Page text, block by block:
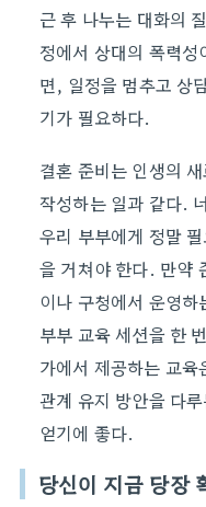
근 후 나누는 대화의
정에서 상대의 폭력
면, 일정을 멈추고 상
기가 필요하다.
결혼 준비는 인생의
작성하는 일과 같다.
우리 부부에게 정말
을 거쳐야 한다. 만약
이나 구청에서 운영
부부 교육 세션을 한
가에서 제공하는 교
관계 유지 방안을 다
얻기에 좋다.
당신이 지금 당장